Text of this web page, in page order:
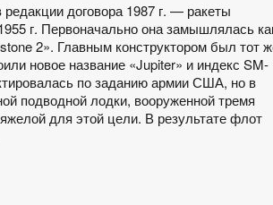
договора 1987 г. — ракеты
г. Первоначально она замышлялась
2». Главным конструктором был тот
новое название «Jupiter» и индекс SM-
по заданию армии США, но в
подводной лодки, вооруженной тремя
для этой цели. В результате флот